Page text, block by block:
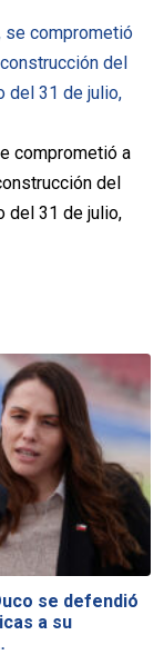
comprometió a
del
del 31 de julio,
se defendió
a su